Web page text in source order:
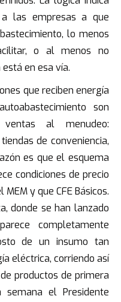
las empresas a que
lo menos
o al menos no
en esa vía.
que reciben energía
son
al menudeo:
de conveniencia,
es que el esquema
condiciones de precio
y que CFE Básicos.
donde se han lanzado
completamente
de un insumo tan
eléctrica, corriendo así
productos de primera
semana el Presidente